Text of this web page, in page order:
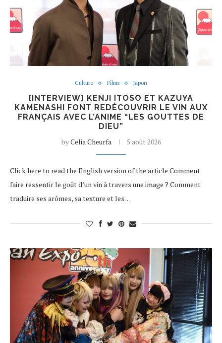
Culture Films Japon
[INTERVIEW] KENJI ITOSO ET KAZUYA
KAMENASHI FONT REDÉCOUVRIR LE VIN AUX
FRANÇAIS AVEC L’ANIME “LES GOUTTES DE
DIEU”
byCelia Cheurfa 5 août 2026
Click here to read the English version of the article Comment
faire ressentir le goût d’un vin à travers une image ? Comment
traduire ses arômes, sa texture et les…